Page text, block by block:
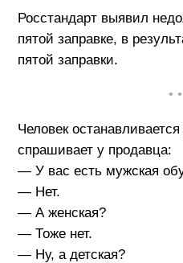
Росстандарт выявил
пятой заправке, в
пятой заправки.
•
Человек
спрашивает у продавца:
— У вас есть мужская
— Нет.
— А женская?
— Тоже нет.
— Ну, а детская?